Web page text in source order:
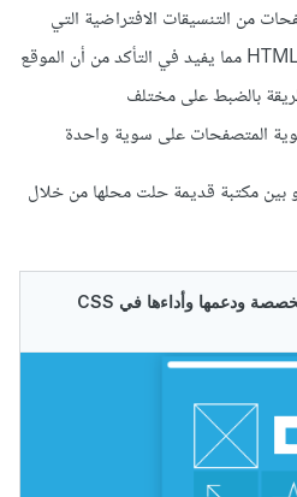
من التنسيقات الافتراضية التي
تقوم بتطبيقها تلقائياً على عناصر HTML مما يفيد في التأكد من أن الموقع
بالضبط على مختلف
المتصفحات على سوية واحدة
بين مكتبة قديمة حلت محلها من خلال